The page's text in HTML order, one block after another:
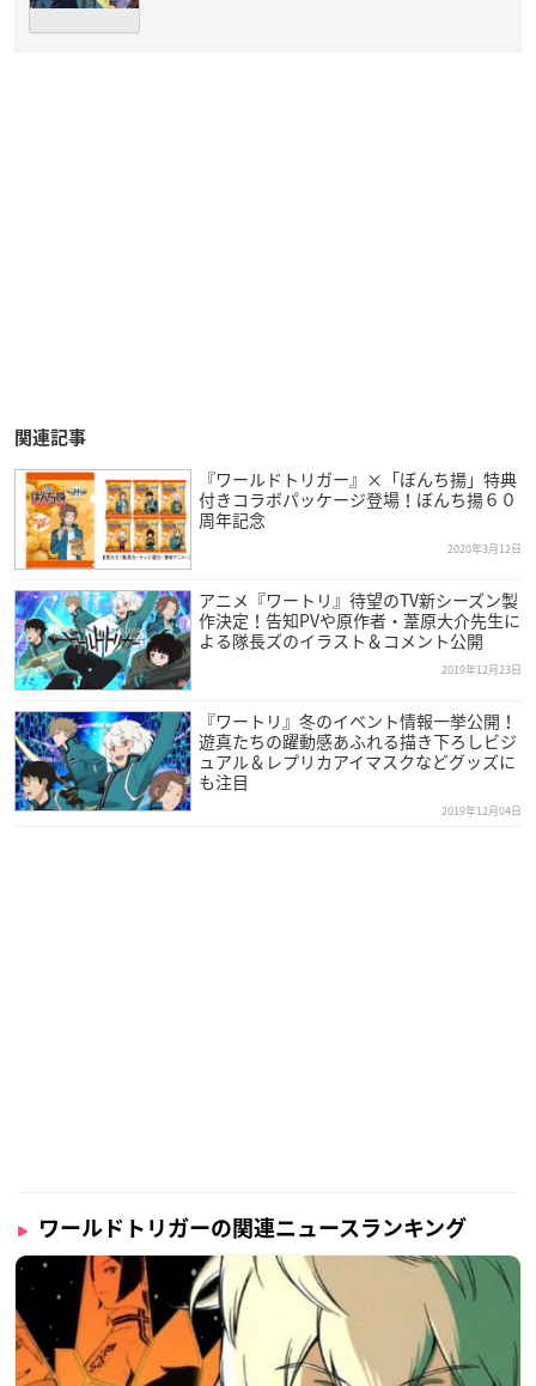
関連記事
『ワールドトリガー』×「ぼんち揚」特典
付きコラボパッケージ登場！ぼんち揚６０
周年記念
2020年3月12日
アニメ『ワートリ』待望のTV新シーズン製
作決定！告知PVや原作者・葦原大介先生に
よる隊長ズのイラスト＆コメント公開
2019年12月23日
『ワートリ』冬のイベント情報一挙公開！
遊真たちの躍動感あふれる描き下ろしビジ
ュアル＆レプリカアイマスクなどグッズに
も注目
2019年12月04日
ワールドトリガーの関連ニュースランキング